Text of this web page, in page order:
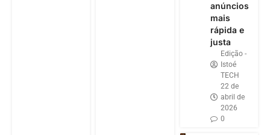
anúncios
mais
rápida e
justa
Edição -
Istoé
TECH
22 de
abril de
2026
0